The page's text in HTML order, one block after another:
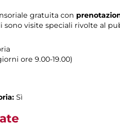
gratuita con
sono visite speciali rivolte al
ore 9.00-19.00)
Sì